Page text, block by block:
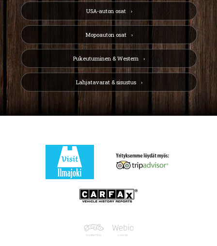
USA-auton osat
Mopoauton osat
Pukeutuminen & Western
Lahjatavarat & sisustus